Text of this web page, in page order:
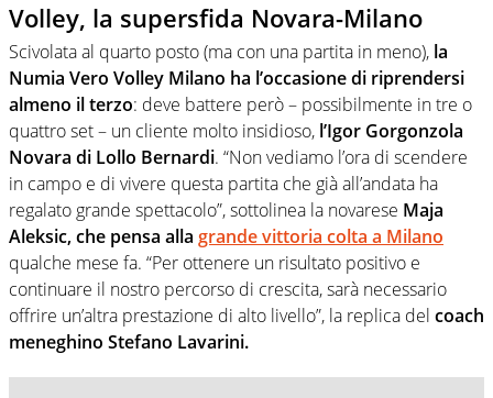
Volley, la supersfida Novara-Milano
Scivolata al quarto posto (ma con una partita in meno), la
Numia Vero Volley Milano ha l’occasione di riprendersi
almeno il terzo: deve battere però – possibilmente in tre o
quattro set – un cliente molto insidioso, l’Igor Gorgonzola
Novara di Lollo Bernardi. “Non vediamo l’ora di scendere
in campo e di vivere questa partita che già all’andata ha
regalato grande spettacolo”, sottolinea la novarese Maja
Aleksic, che pensa alla grande vittoria colta a Milano
qualche mese fa. “Per ottenere un risultato positivo e
continuare il nostro percorso di crescita, sarà necessario
offrire un’altra prestazione di alto livello”, la replica del coach
meneghino Stefano Lavarini.